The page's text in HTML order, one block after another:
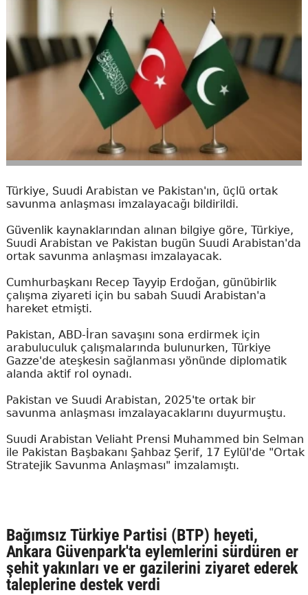
Türkiye, Suudi Arabistan ve Pakistan'ın, üçlü ortak
savunma anlaşması imzalayacağı bildirildi.
Güvenlik kaynaklarından alınan bilgiye göre, Türkiye,
Suudi Arabistan ve Pakistan bugün Suudi Arabistan'da
ortak savunma anlaşması imzalayacak.
Cumhurbaşkanı Recep Tayyip Erdoğan, günübirlik
çalışma ziyareti için bu sabah Suudi Arabistan'a
hareket etmişti.
Pakistan, ABD-İran savaşını sona erdirmek için
arabuluculuk çalışmalarında bulunurken, Türkiye
Gazze'de ateşkesin sağlanması yönünde diplomatik
alanda aktif rol oynadı.
Pakistan ve Suudi Arabistan, 2025'te ortak bir
savunma anlaşması imzalayacaklarını duyurmuştu.
Suudi Arabistan Veliaht Prensi Muhammed bin Selman
ile Pakistan Başbakanı Şahbaz Şerif, 17 Eylül'de "Ortak
Stratejik Savunma Anlaşması" imzalamıştı.
Bağımsız Türkiye Partisi (BTP) heyeti,
Ankara Güvenpark'ta eylemlerini sürdüren er
şehit yakınları ve er gazilerini ziyaret ederek
taleplerine destek verdi